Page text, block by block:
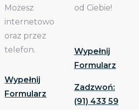
Możesz
internetowo
oraz przez
telefon.
Wypełnij
Formularz
od Ciebie!
Wypełnij
Formularz
Zadzwoń:
(91) 433 59